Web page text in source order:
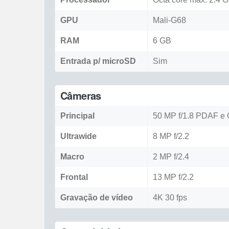
GPU Mali-G68
RAM 6 GB
Entrada p/ microSD Sim
Câmeras
Principal 50 MP f/1.8 PDAF e
Ultrawide 8 MP f/2.2
Macro 2 MP f/2.4
Frontal 13 MP f/2.2
Gravação de vídeo 4K 30 fps